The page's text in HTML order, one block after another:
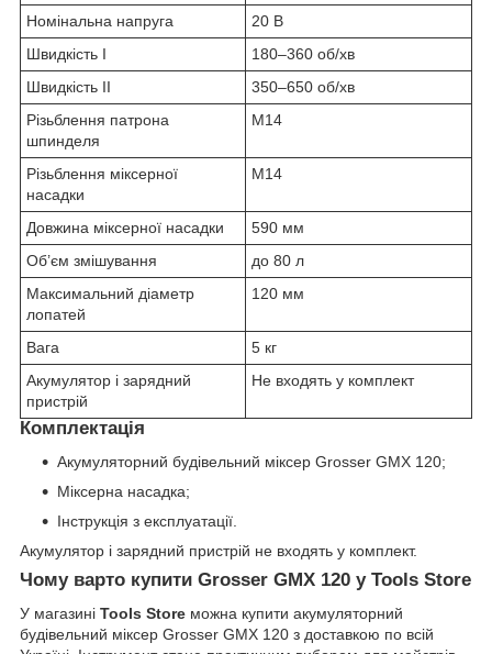
Номінальна напруга
20 В
Швидкість I
180–360 об/хв
Швидкість II
350–650 об/хв
Різьблення патрона
шпинделя
М14
Різьблення міксерної
насадки
М14
Довжина міксерної насадки
590 мм
Об’єм змішування
до 80 л
Максимальний діаметр
лопатей
120 мм
Вага
5 кг
Акумулятор і зарядний
пристрій
Не входять у комплект
Комплектація
Акумуляторний будівельний міксер Grosser GMX 120;
Міксерна насадка;
Інструкція з експлуатації.
Акумулятор і зарядний пристрій не входять у комплект.
Чому варто купити Grosser GMX 120 у Tools Store
У магазині Tools Store можна купити акумуляторний
будівельний міксер Grosser GMX 120 з доставкою по всій